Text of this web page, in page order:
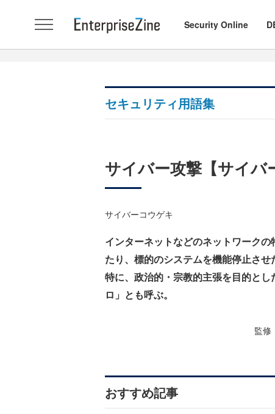
Security Online
セキュリティ用語集
サイバー攻撃【サイバ
サイバーコウゲキ
インターネットなどのネットワーク
たり、標的のシステムを機能停止させ
特に、政治的・宗教的主張を目的と
ロ」とも呼ぶ。
監修
おすすめ記事